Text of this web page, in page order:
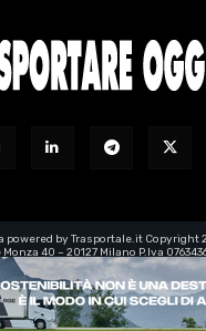
powered by Trasportale.it Copyright
40 – 20127 Milano P.Iva
07634360965 – Rea n° 1973199
transpoedit@legalmail.it-
Luca Barassi
sulla protezione dei dati
di tracciamento della pubblicità